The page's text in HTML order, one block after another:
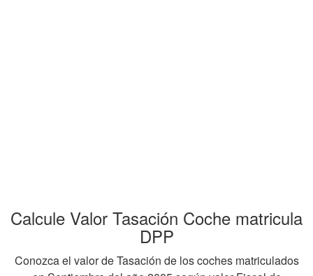
Calcule Valor Tasación Coche matricula
DPP
Conozca el valor de Tasación de los coches matriculados